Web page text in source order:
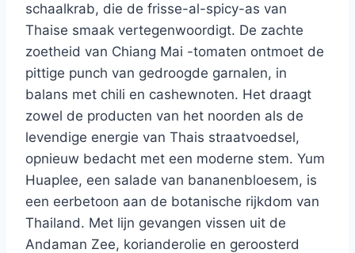
schaalkrab, die de frisse-al-spicy-as van
Thaise smaak vertegenwoordigt. De zachte
zoetheid van Chiang Mai -tomaten ontmoet de
pittige punch van gedroogde garnalen, in
balans met chili en cashewnoten. Het draagt ​​
zowel de producten van het noorden als de
levendige energie van Thais straatvoedsel,
opnieuw bedacht met een moderne stem. Yum
Huaplee, een salade van bananenbloesem, is
een eerbetoon aan de botanische rijkdom van
Thailand. Met lijn gevangen vissen uit de
Andaman Zee, korianderolie en geroosterd